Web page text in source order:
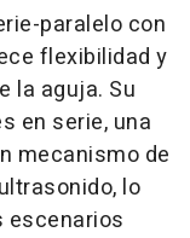
paralelo con
flexibilidad y
la aguja. Su
en serie, una
mecanismo de
lo
escenarios